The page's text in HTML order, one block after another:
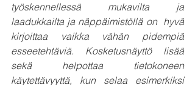
työskennellessä mukavilta ja
laadukkailta ja näppäimistöllä on  hyvä
kirjoittaa vaikka vähän pidempiä
esseetehtäviä. Kosketusnäyttö lisää
sekä helpottaa tietokoneen
käytettävyyttä, kun selaa esimerkiksi